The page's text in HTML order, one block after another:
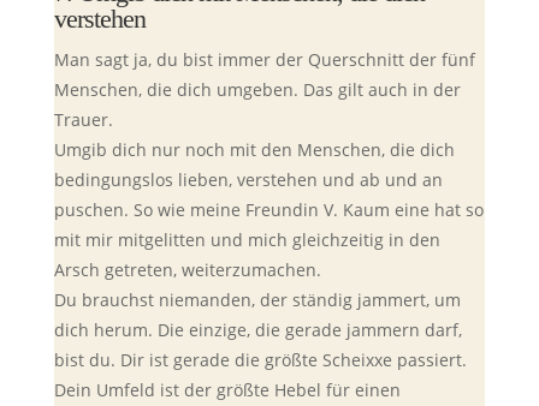
verstehen
Man sagt ja, du bist immer der Querschnitt der fünf
Menschen, die dich umgeben. Das gilt auch in der
Trauer.
Umgib dich nur noch mit den Menschen, die dich
bedingungslos lieben, verstehen und ab und an
puschen. So wie meine Freundin V. Kaum eine hat so
mit mir mitgelitten und mich gleichzeitig in den
Arsch getreten, weiterzumachen.
Du brauchst niemanden, der ständig jammert, um
dich herum. Die einzige, die gerade jammern darf,
bist du. Dir ist gerade die größte Scheixxe passiert.
Dein Umfeld ist der größte Hebel für einen